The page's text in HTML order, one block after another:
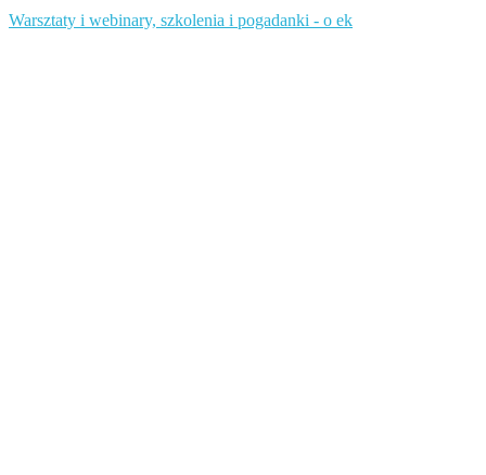
Warsztaty i webinary, szkolenia i pogadanki - o ek